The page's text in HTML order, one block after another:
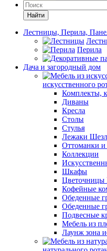
Найти
Лестницы, Перила,
Перила
Дача и загородный дом
искусственного
Комплекты,
Диваны
Кресла
Столы
Стулья
Лежаки
Оттоманки
Коллекции
Шкафы
Кофейные
Обеденные
Обеденные
Подвесные
Мебель из
Лаунж зона